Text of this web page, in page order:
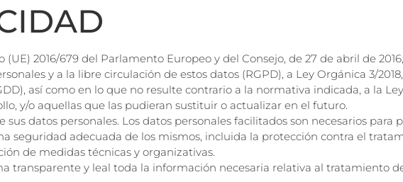
2016/679 del Parlamento Europeo y del Consejo, de 27 de abril de
y a la libre circulación de estos datos (RGPD), a Ley Orgánica 3/
así como en lo que no resulte contrario a la normativa indicada, a la
y/o aquellas que las pudieran sustituir o actualizar en el futuro.
datos personales. Los datos personales facilitados son necesarios para
seguridad adecuada de los mismos, incluida la protección contra el
de medidas técnicas y organizativas.
transparente y leal toda la información necesaria relativa al tratamiento